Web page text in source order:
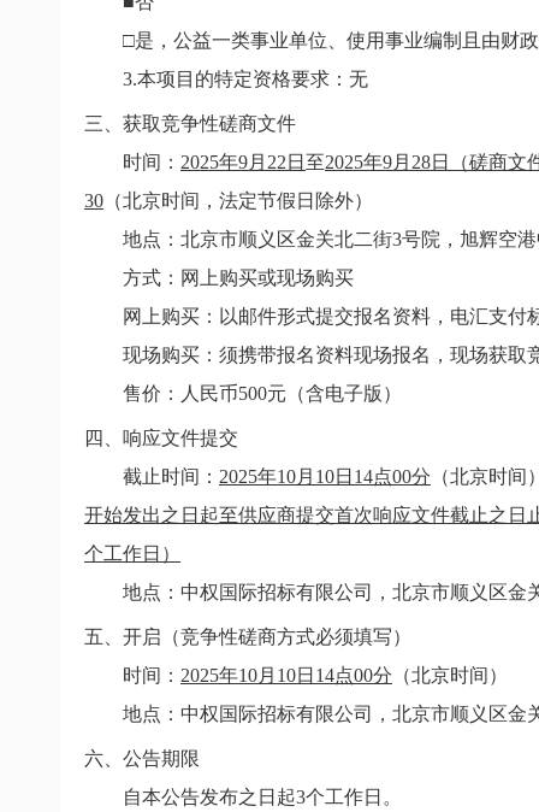
□是，公益一类事业单位、使用事业编制且由财政
3.本项目的特定资格要求：无
三、获取竞争性磋商文件
时间： 2025年9月22日 至2025年9月28日（磋商
30 （北京时间，法定节假日除外）
地点： 北京市顺义区金关北二街3号院，旭辉空
方式：网上购买或现场购买
网上购买：以邮件形式提交报名资料，电汇支付
现场购买：须携带报名资料现场报名，现场获取
售价：人民币500元（含电子版）
四、响应文件提交
截止时间： 2025年10月10日14点00分 （北京时间
开始发出之日起至供应商提交首次响应文件截止之
个工作日）
地点：中权国际招标有限公司，北京市顺义区金
五、开启（竞争性磋商方式必须填写）
时间： 2025年10月10日14点00分 （北京时间）
地点：中权国际招标有限公司，北京市顺义区金
六、公告期限
自本公告发布之日起3个工作日。